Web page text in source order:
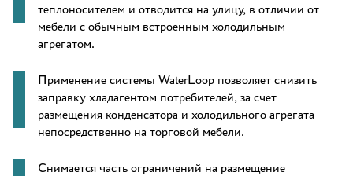
теплоносителем и отводится на улицу, в отличии от
мебели с обычным встроенным холодильным
агрегатом.
Применение системы WaterLoop позволяет снизить
заправку хладагентом потребителей, за счет
размещения конденсатора и холодильного агрегата
непосредственно на торговой мебели.
Снимается часть ограничений на размещение